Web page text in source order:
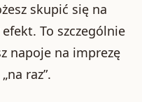
skupić się na
To szczególnie
napoje na imprezę
raz”.